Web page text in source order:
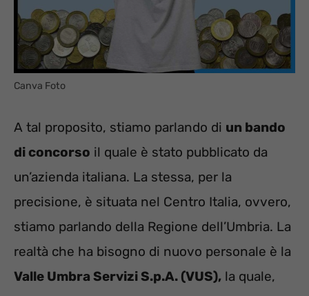
Canva Foto
A tal proposito, stiamo parlando di un bando
di concorso il quale è stato pubblicato da
un’azienda italiana. La stessa, per la
precisione, è situata nel Centro Italia, ovvero,
stiamo parlando della Regione dell’Umbria. La
realtà che ha bisogno di nuovo personale è la
Valle Umbra Servizi S.p.A. (VUS), la quale,